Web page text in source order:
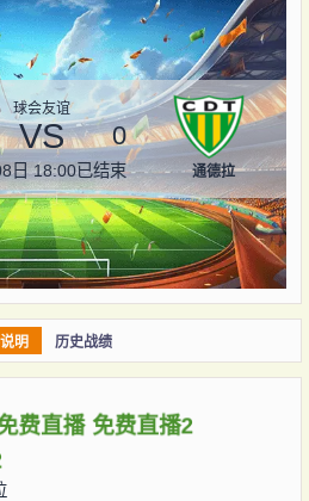
球会友谊
VS 0
日 18:00已结束 通德拉
明 历史战绩
费直播 免费直播2